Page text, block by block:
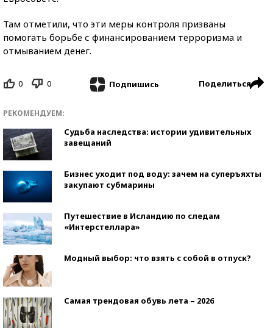
Там отметили, что эти меры контроля призваны
помогать борьбе с финансированием терроризма и
отмыванием денег.
0 0 Подпишись Поделиться
РЕКОМЕНДУЕМ:
Судьба наследства: истории удивительных
завещаний
Бизнес уходит под воду: зачем на суперъяхты
закупают субмарины
Путешествие в Исландию по следам
«Интерстеллара»
Модный выбор: что взять с собой в отпуск?
Самая трендовая обувь лета – 2026